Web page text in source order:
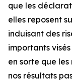
que les
elles reposent
induisant des
importants
en sorte que
nos résultats